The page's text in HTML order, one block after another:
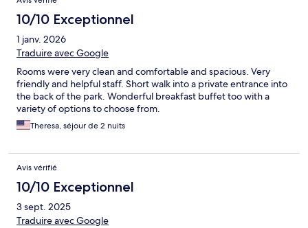
10/10 Exceptionnel
1 janv. 2026
Traduire avec Google
Rooms were very clean and comfortable and spacious. Very
friendly and helpful staff. Short walk into a private entrance into
the back of the park. Wonderful breakfast buffet too with a
variety of options to choose from.
Theresa, séjour de 2 nuits
Avis vérifié
10/10 Exceptionnel
3 sept. 2025
Traduire avec Google